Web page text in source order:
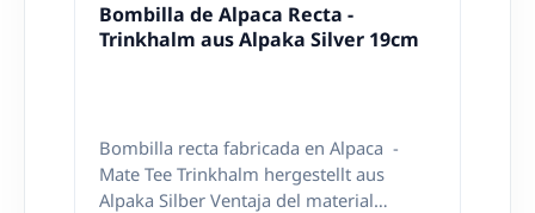
Bombilla de Alpaca Recta -
Trinkhalm aus Alpaka Silver 19cm
Bombilla recta fabricada en Alpaca -
Mate Tee Trinkhalm hergestellt aus
Alpaka Silber Ventaja del material